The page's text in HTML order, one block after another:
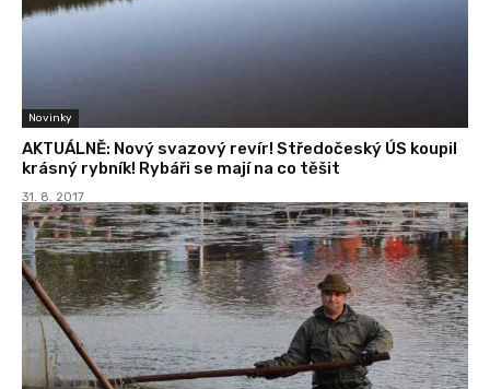
Novinky
AKTUÁLNĚ: Nový svazový revír! Středočeský ÚS koupil
krásný rybník! Rybáři se mají na co těšit
31. 8. 2017